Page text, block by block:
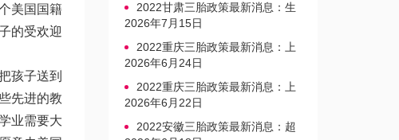
美国国籍
的受欢迎
孩子送到
先进的教
业需要大
2022甘肃三胎政策最新消息：生
育产假不享受带薪福利
2026年7月15日
2022重庆三胎政策最新消息：上
户口、办准生证指南
2026年6月24日
2022重庆三胎政策最新消息：上
户口、办准生证指南
2026年6月22日
2022安徽三胎政策最新消息：超